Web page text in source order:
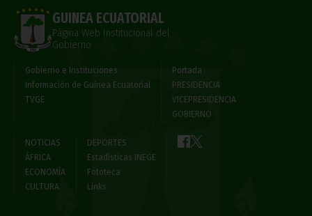
GUINEA ECUATORIAL
Página Web Institucional del
Gobierno
Gobierno e Instituciones
Información de Guinea Ecuatorial
TVGE
Portada
PRESIDENCIA
VICEPRESIDENCIA
GOBIERNO
NOTICIAS
ÁFRICA
ECONOMÍA
CULTURA
DEPORTES
Estadísticas INEGE
Fototeca
Links